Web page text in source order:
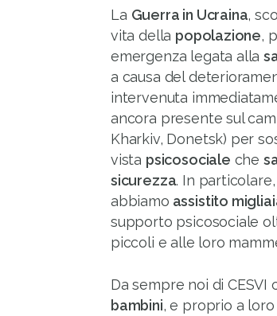
La Guerra in Ucraina,
vita della popolazione,
emergenza legata alla
a causa del
intervenuta
ancora presente sul
Kharkiv, Donetsk) per
vista psicosociale che
sicurezza. In
abbiamo assistito
supporto psicosociale
piccoli e alle loro
Da sempre noi di CESVI
bambini, e proprio a